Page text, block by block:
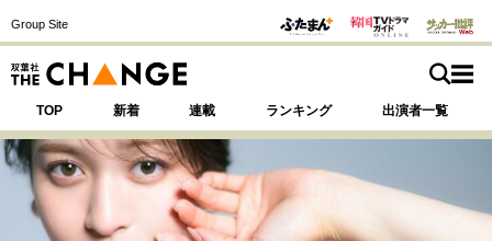
Group Site
TOP 新着 連載 ランキング 出演者一覧